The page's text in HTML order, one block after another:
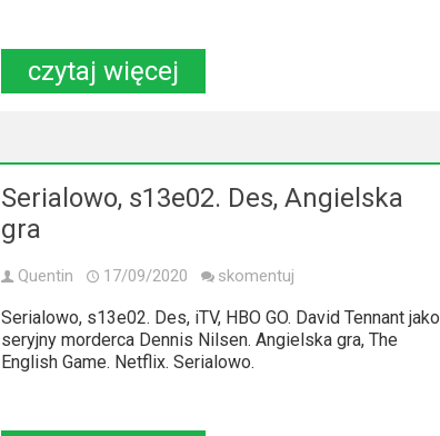
czytaj więcej
Serialowo, s13e02. Des, Angielska
gra
Quentin 17/09/2020 skomentuj
Serialowo, s13e02. Des, iTV, HBO GO. David Tennant jako
seryjny morderca Dennis Nilsen. Angielska gra, The
English Game. Netflix. Serialowo.